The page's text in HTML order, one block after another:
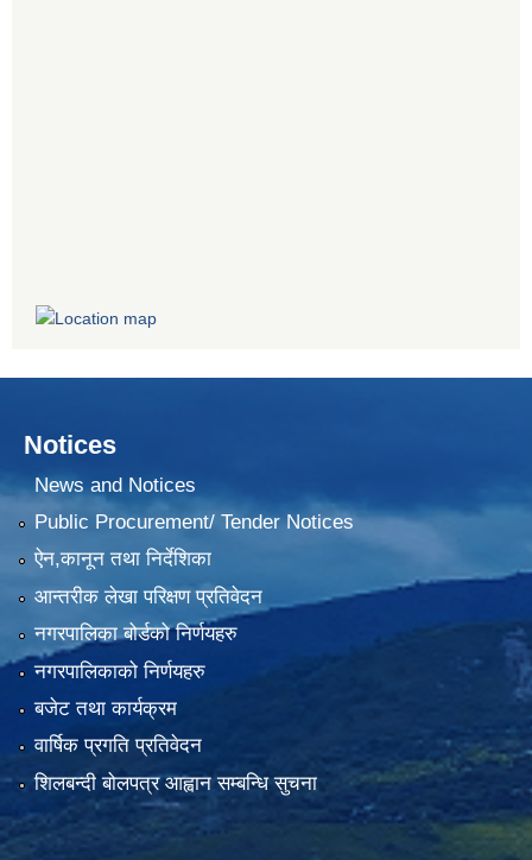
Notices
News and Notices
Public Procurement/ Tender Notices
ऐन,कानून तथा निर्देशिका
आन्तरीक लेखा परिक्षण प्रतिवेदन
नगरपालिका बोर्डको निर्णयहरु
नगरपालिकाको निर्णयहरु
बजेट तथा कार्यक्रम
वार्षिक प्रगति प्रतिवेदन
शिलबन्दी बोलपत्र आह्वान सम्बन्धि सुचना